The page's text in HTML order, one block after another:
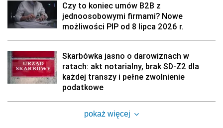
Czy to koniec umów B2B z
jednoosobowymi firmami? Nowe
możliwości PIP od 8 lipca 2026 r.
Skarbówka jasno o darowiznach w
ratach: akt notarialny, brak SD-Z2 dla
każdej transzy i pełne zwolnienie
podatkowe
pokaż więcej